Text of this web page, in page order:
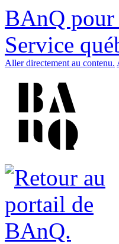
BAnQ pour
Service
Aller directement au contenu.